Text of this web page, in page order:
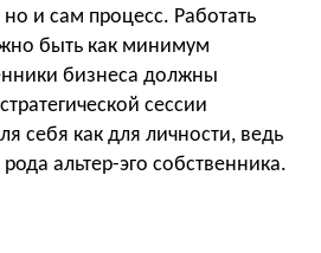
но и сам процесс. Работать
быть как минимум
бизнеса должны
сессии
себя как для личности, ведь
альтер-эго собственника.